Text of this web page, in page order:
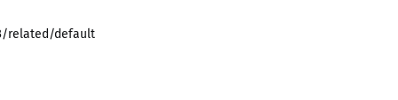
related/default